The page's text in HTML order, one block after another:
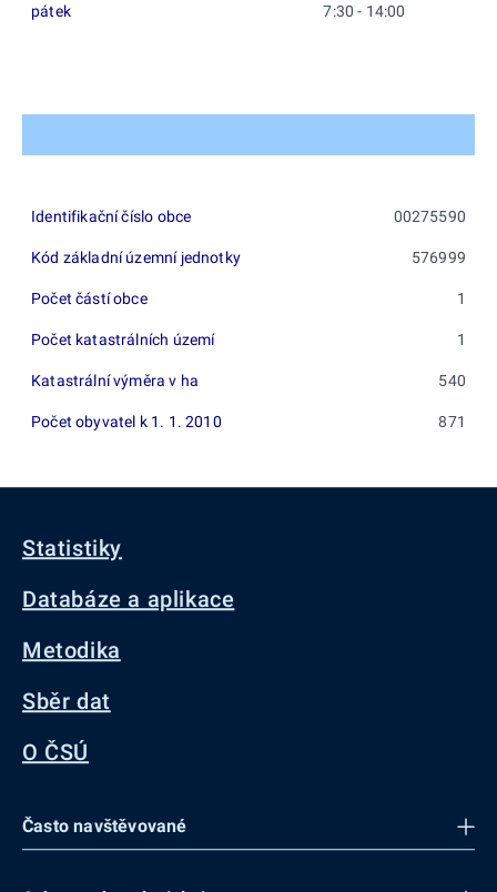
pátek 7:30 - 14:00
Identifikační číslo obce 00275590
Kód základní územní jednotky 576999
Počet částí obce 1
Počet katastrálních území 1
Katastrální výměra v ha 540
Počet obyvatel k 1. 1. 2010 871
Statistiky
Databáze a aplikace
Metodika
Sběr dat
O ČSÚ
Často navštěvované